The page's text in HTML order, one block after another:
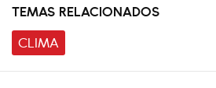
TEMAS RELACIONADOS
CLIMA